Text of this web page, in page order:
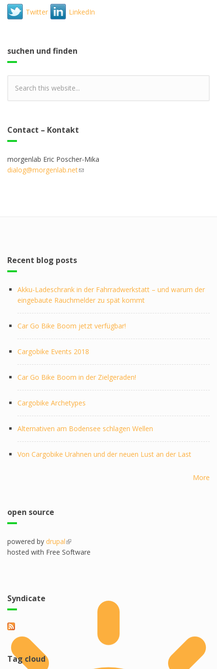
Twitter LinkedIn
suchen und finden
Contact – Kontakt
morgenlab Eric Poscher-Mika
dialog@morgenlab.net(link sends e-mail)
Recent blog posts
Akku-Ladeschrank in der Fahrradwerkstatt – und warum der
eingebaute Rauchmelder zu spät kommt
Car Go Bike Boom jetzt verfügbar!
Cargobike Events 2018
Car Go Bike Boom in der Zielgeraden!
Cargobike Archetypes
Alternativen am Bodensee schlagen Wellen
Von Cargobike Urahnen und der neuen Lust an der Last
More
open source
powered by drupal(link is external)
hosted with Free Software
Syndicate
Tag cloud